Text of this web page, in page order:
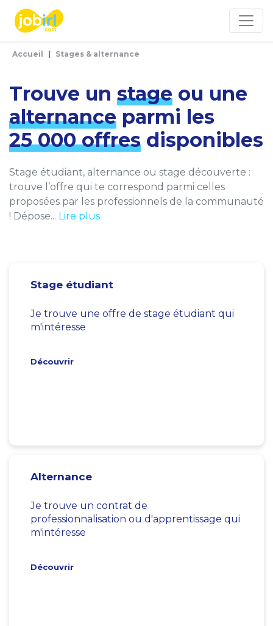
Accueil Stages & alternance
Trouve un stage ou une
alternance parmi les
25 000 offres disponibles
Stage étudiant, alternance ou stage découverte :
trouve l’offre qui te correspond parmi celles
proposées par les professionnels de la communauté
! Dépose... Lire plus
Stage étudiant
Je trouve une offre de stage étudiant qui
m'intéresse
Découvrir
Alternance
Je trouve un contrat de
professionnalisation ou d'apprentissage qui
m'intéresse
Découvrir
Panneau de gestion des cookies